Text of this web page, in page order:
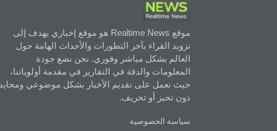
موقع Realtime News هو موقع إخباري يهدف إلى
تزويد القراء بآخر التطورات والأحداث الهامة حول
العالم بشكل مباشر وفوري. نحن نضع جودة
المعلومات والدقة في التقارير في مقدمة أولوياتنا،
حيث نعمل على تقديم الأخبار بشكل موضوعي ومحايد
دون تحيز أو تحريف.
سياسة الخصوصية